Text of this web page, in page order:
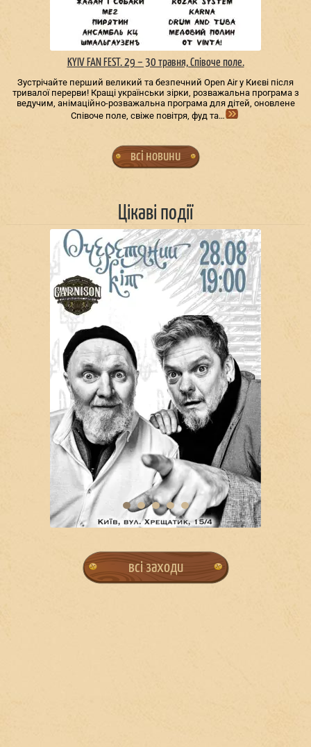
KYIV FAN FEST. 29 – 30 травня, Співоче поле.
Зустрічайте перший великий та безпечний Open Air у Києві після
тривалої перерви! Кращі українськи зірки, розважальна програма з
ведучим, анімаційно-розважальна програма для дітей, оновлене
Співоче поле, свіже повітря, фуд та…
всі новини
Цікаві події
всі заходи